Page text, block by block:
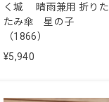
く城 晴雨兼用 折りた
たみ傘 星の子
（1866）
¥5,940